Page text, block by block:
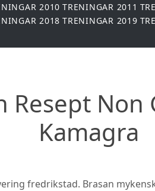
2010 TRENINGAR 2011
2018 TRENINGAR 2019
Resept Non
Kamagra
fredrikstad. Brasan